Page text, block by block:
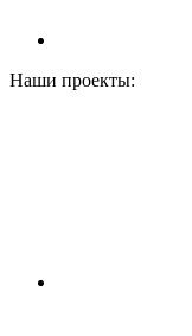
Наши проекты: